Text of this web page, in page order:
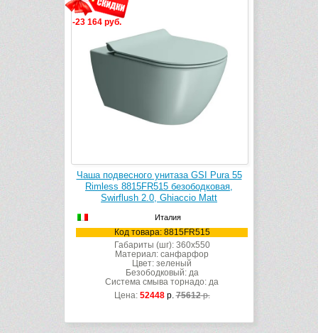
-23 164 руб.
Чаша подвесного унитаза GSI Pura 55
Rimless 8815FR515 безободковая,
Swirflush 2.0, Ghiaccio Matt
Италия
Код товара: 8815FR515
Габариты (шг): 360x550
Материал: санфарфор
Цвет: зеленый
Безободковый: да
Система смыва торнадо: да
Цена: 52448р.75612р.